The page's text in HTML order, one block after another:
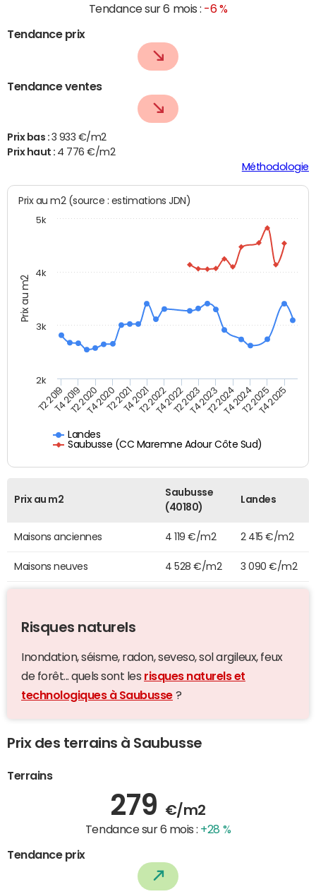
Tendance sur 6 mois : -6 %
Tendance prix
Tendance ventes
Prix bas : 3 933 €/m2
Prix haut : 4 776 €/m2
Méthodologie
Prix au m2
Prix au m2 (source : estimations JDN)
Landes
Saubusse (CC Maremne Adour Côte Sud)
T2 2019T4 2019T2 2020T4 2020T2 2021T4 2021T2 2022T4 2022T2 2023T4 2023T2 2024T4 2024T2 2025T4 2025
2k
3k
4k
5k
Prix au m2
Saubusse
(40180)
Landes
Maisons anciennes 4 119 €/m2 2 415 €/m2
Maisons neuves 4 528 €/m2 3 090 €/m2
Risques naturels
Inondation, séisme, radon, seveso, sol argileux, feux
de forêt... quels sont les risques naturels et
technologiques à Saubusse ?
Prix des terrains à Saubusse
Terrains
279 €/m2
Tendance sur 6 mois : +28 %
Tendance prix